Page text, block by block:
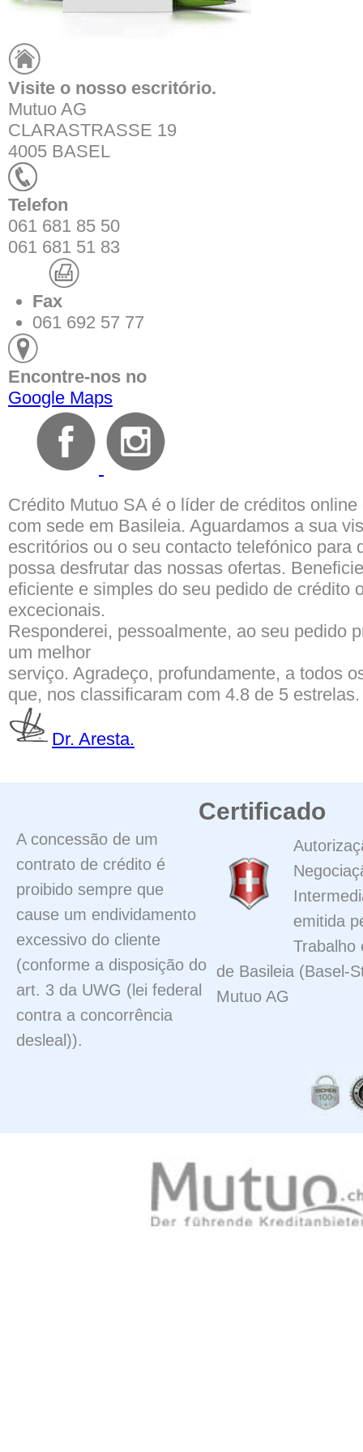
Visite o nosso escritório.
Mutuo AG
CLARASTRASSE 19
4005 BASEL
Telefon
061 681 85 50
061 681 51 83
Fax
061 692 57 77
Encontre-nos no
Google Maps
Crédito Mutuo SA é o líder de créditos
com sede em Basileia. Aguardamos a sua
escritórios ou o seu contacto telefónico para
possa desfrutar das nossas ofertas.
eficiente e simples do seu pedido de crédito
excecionais.
Responderei, pessoalmente, ao seu pedido
um melhor
serviço. Agradeço, profundamente, a todos
que, nos classificaram com 4.8 de 5 estrelas.
Dr. Aresta.
A concessão de um
contrato de crédito é
proibido sempre que
cause um endividamento
excessivo do cliente
(conforme a disposição do
art. 3 da UWG (lei federal
contra a concorrência
desleal)).
Certificado
emitida
Trabalho
de Basileia (Basel-
Mutuo AG